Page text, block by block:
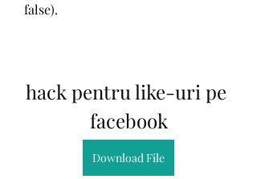
false).
hack pentru like-uri pe
facebook
Download File